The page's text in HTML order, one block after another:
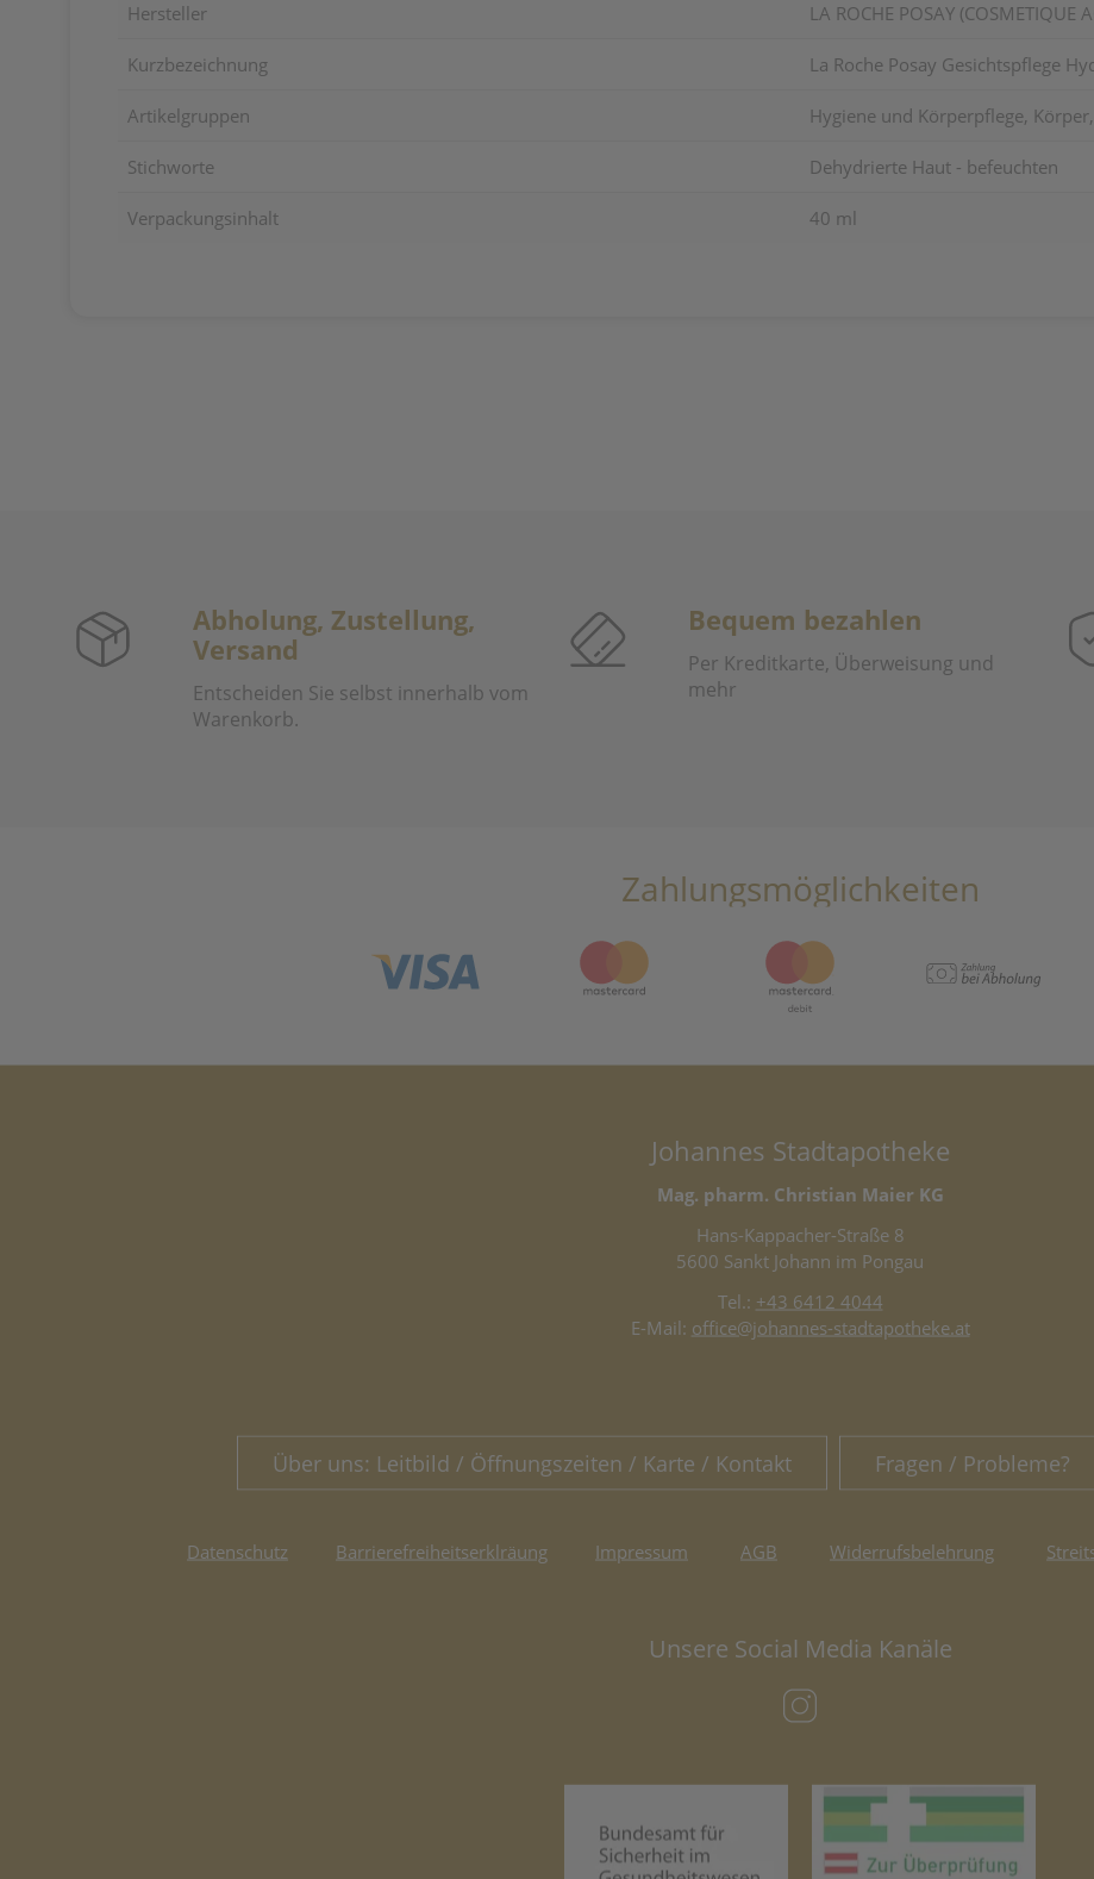
Hersteller LA ROCHE POSAY (COSMETIQUE
Kurzbezeichnung La Roche Posay Gesichtspflege
Artikelgruppen Hygiene und Körperpflege,
Stichworte Dehydrierte Haut - befeuchten
Verpackungsinhalt 40 ml
Abholung, Zustellung,
Versand
Entscheiden Sie selbst innerhalb vom
Warenkorb.
Bequem bezahlen
Per Kreditkarte, Überweisung und
mehr
Zahlungsmöglichkeiten
Johannes Stadtapotheke
Mag. pharm. Christian Maier KG
Hans-Kappacher-Straße 8
5600 Sankt Johann im Pongau
Tel.: +43 6412 4044
E-Mail: office@johannes-stadtapotheke.at
Über uns: Leitbild / Öffnungszeiten / Karte / Kontakt Fragen / Probleme?
Datenschutz Barrierefreiheitserklräung Impressum AGB Widerrufsbelehrung
Unsere Social Media Kanäle
(öffnet in neuem Tab)